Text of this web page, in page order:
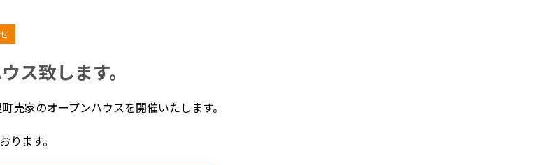
ス致します。
売家のオープンハウスを開催いたします。
ります。